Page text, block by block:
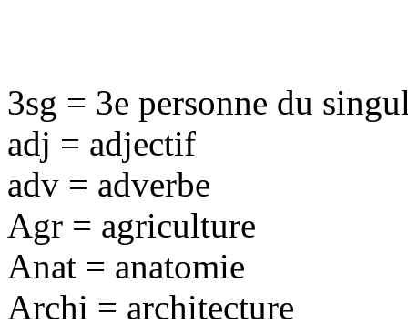
3sg = 3e personne du
adj = adjectif
adv = adverbe
Agr = agriculture
Anat = anatomie
Archi = architecture